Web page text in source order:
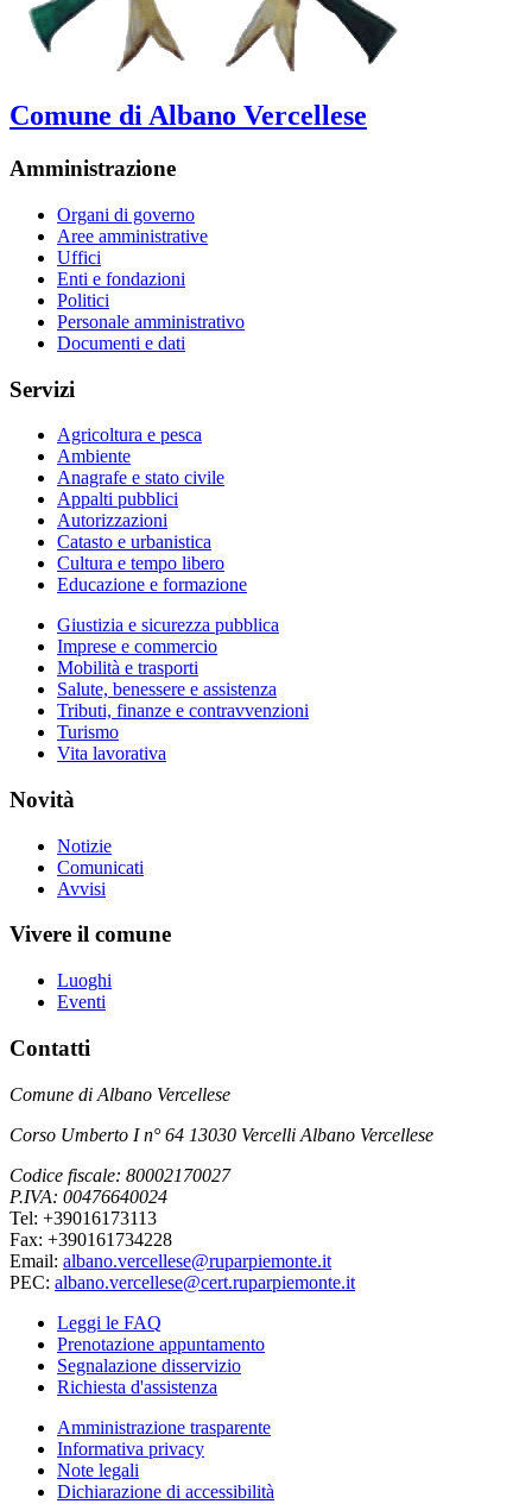
Comune di Albano Vercellese
Amministrazione
Organi di governo
Aree amministrative
Uffici
Enti e fondazioni
Politici
Personale amministrativo
Documenti e dati
Servizi
Agricoltura e pesca
Ambiente
Anagrafe e stato civile
Appalti pubblici
Autorizzazioni
Catasto e urbanistica
Cultura e tempo libero
Educazione e formazione
Giustizia e sicurezza pubblica
Imprese e commercio
Mobilità e trasporti
Salute, benessere e assistenza
Tributi, finanze e contravvenzioni
Turismo
Vita lavorativa
Novità
Notizie
Comunicati
Avvisi
Vivere il comune
Luoghi
Eventi
Contatti
Comune di Albano Vercellese
Corso Umberto I n° 64 13030 Vercelli Albano Vercellese
Codice fiscale: 80002170027
P.IVA: 00476640024
Tel: +39016173113
Fax: +390161734228
Email: albano.vercellese@ruparpiemonte.it
PEC: albano.vercellese@cert.ruparpiemonte.it
Leggi le FAQ
Prenotazione appuntamento
Segnalazione disservizio
Richiesta d'assistenza
Amministrazione trasparente
Informativa privacy
Note legali
Dichiarazione di accessibilità